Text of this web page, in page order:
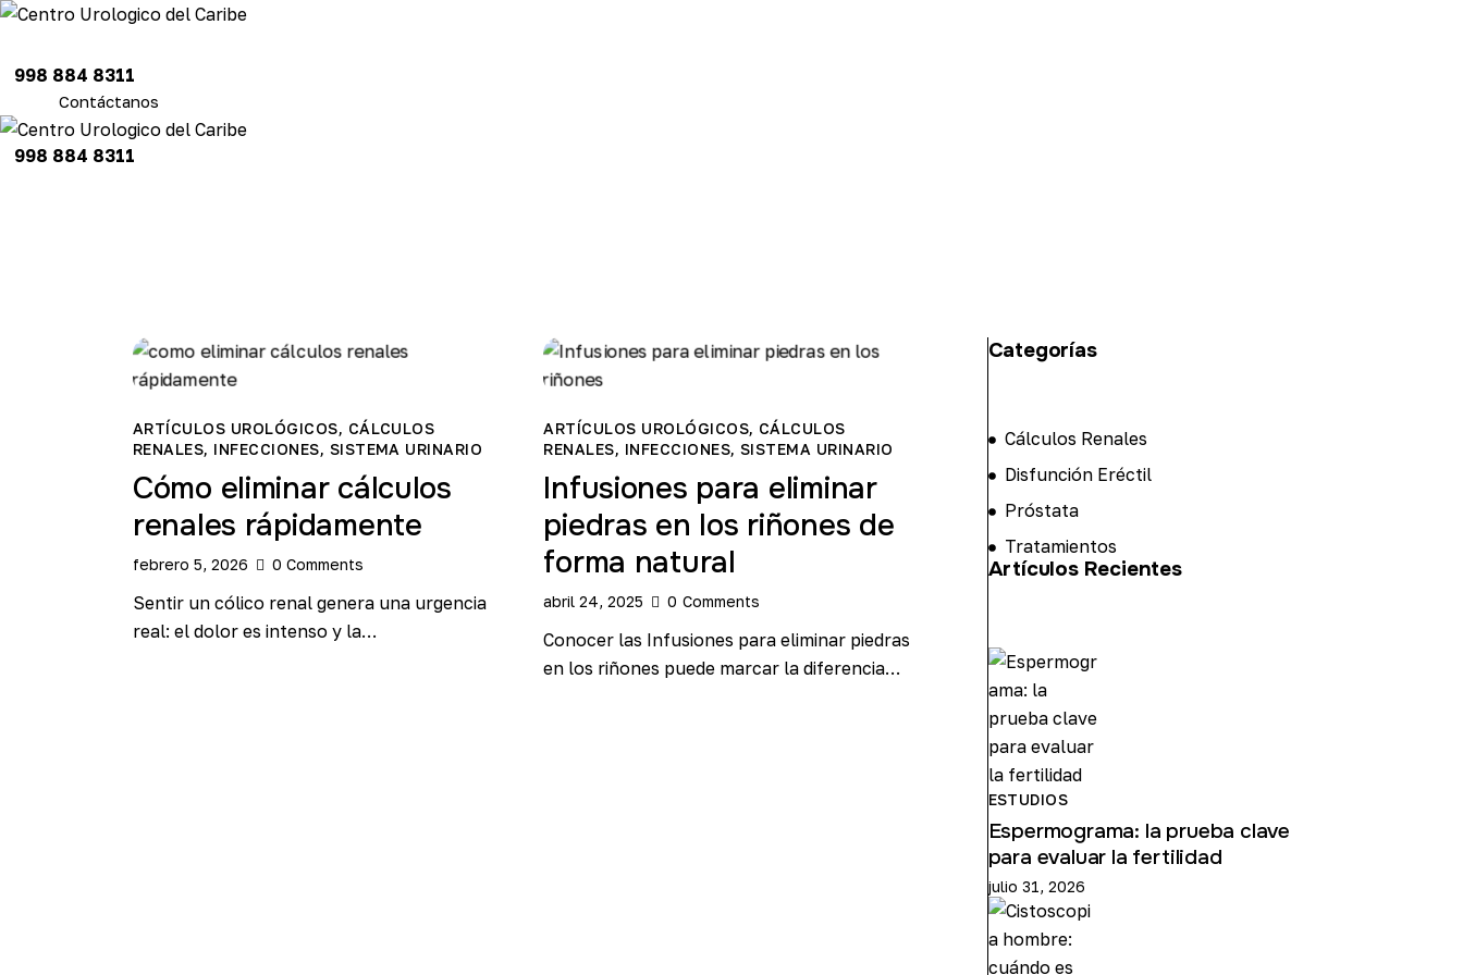
998 884 8311
Contáctanos
998 884 8311
ARTÍCULOS UROLÓGICOS, CÁLCULOS
RENALES, INFECCIONES, SISTEMA URINARIO
Cómo eliminar cálculos
renales rápidamente
febrero 5, 2026 0 Comments
Sentir un cólico renal genera una urgencia
real: el dolor es intenso y la…
ARTÍCULOS UROLÓGICOS, CÁLCULOS
RENALES, INFECCIONES, SISTEMA URINARIO
Infusiones para eliminar
piedras en los riñones de
forma natural
abril 24, 2025 0 Comments
Conocer las Infusiones para eliminar piedras
en los riñones puede marcar la diferencia…
Categorías
Cálculos Renales
Disfunción Eréctil
Próstata
Tratamientos
Artículos Recientes
ESTUDIOS
Espermograma: la prueba clave
para evaluar la fertilidad
julio 31, 2026